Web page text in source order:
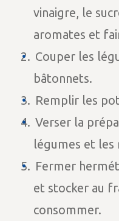
vinaigre, le
aromates et
Couper les
bâtonnets.
Remplir les
Verser la
légumes et les
Fermer
et stocker au
consommer.